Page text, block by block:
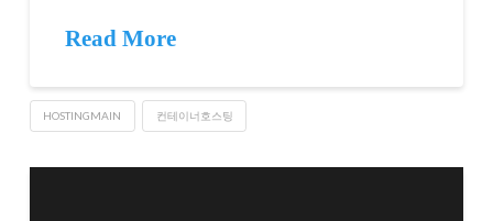
Read More
HOSTINGMAIN 컨테이너호스팅